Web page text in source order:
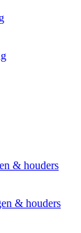
& houders
& houders